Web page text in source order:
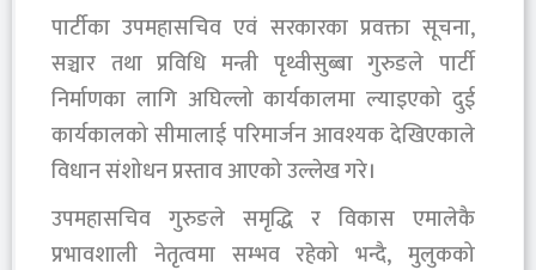
पार्टीका उपमहासचिव एवं सरकारका प्रवक्ता सूचना,
सञ्चार तथा प्रविधि मन्त्री पृथ्वीसुब्बा गुरुङले पार्टी
निर्माणका लागि अघिल्लो कार्यकालमा ल्याइएको दुई
कार्यकालको सीमालाई परिमार्जन आवश्यक देखिएकाले
विधान संशोधन प्रस्ताव आएको उल्लेख गरे।
उपमहासचिव गुरुङले समृद्धि र विकास एमालेकै
प्रभावशाली नेतृत्वमा सम्भव रहेको भन्दै, मुलुकको